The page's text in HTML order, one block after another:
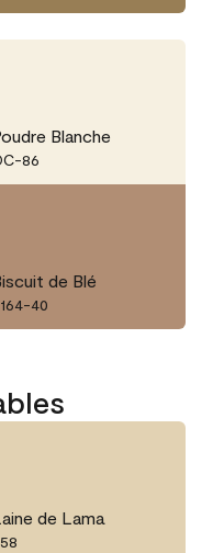
Blanche
86
de Blé
40
de Lama